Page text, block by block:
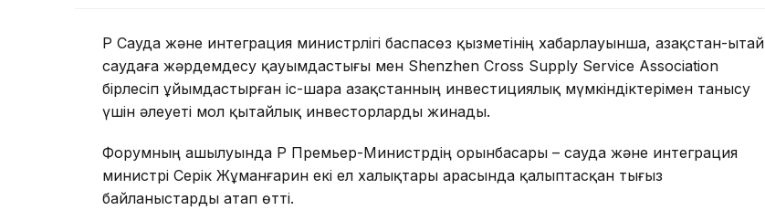
ҚР Сауда және интеграция министрлігі баспасөз қызметінің хабарлауынша, Қазақстан-Қытай
саудаға жәрдемдесу қауымдастығы мен Shenzhen Cross Supply Service Association
бірлесіп ұйымдастырған іс-шара Қазақстанның инвестициялық мүмкіндіктерімен танысу
үшін әлеуеті мол қытайлық инвесторларды жинады.
Форумның ашылуында ҚР Премьер-Министрдің орынбасары – сауда және интеграция
министрі Серік Жұманғарин екі ел халықтары арасында қалыптасқан тығыз
байланыстарды атап өтті.